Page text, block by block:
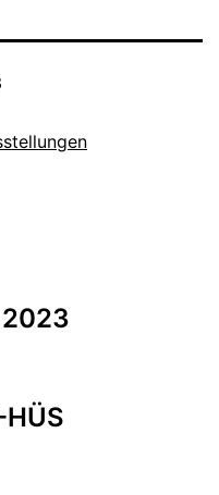
HÜS